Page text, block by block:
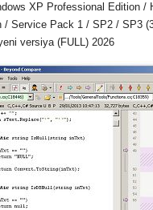
XP Professional Edition /
/ Service Pack 1 / SP2 / SP3
versiya (FULL) 2026